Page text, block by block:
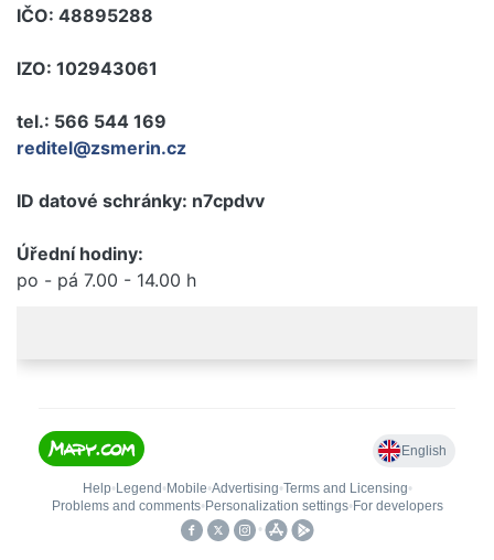
IČO: 48895288
IZO: 102943061
tel.: 566 544 169
reditel@zsmerin.cz
ID datové schránky: n7cpdvv
Úřední hodiny:
po - pá 7.00 - 14.00 h